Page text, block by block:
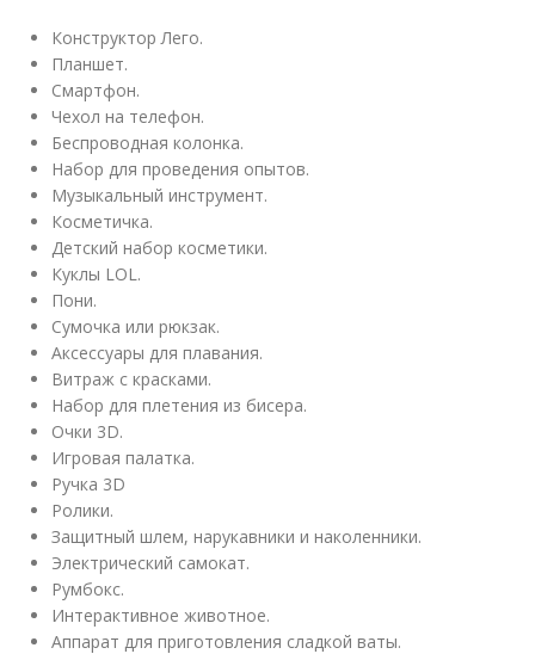
Конструктор Лего.
Планшет.
Смартфон.
Чехол на телефон.
Беспроводная колонка.
Набор для проведения опытов.
Музыкальный инструмент.
Косметичка.
Детский набор косметики.
Куклы LOL.
Пони.
Сумочка или рюкзак.
Аксессуары для плавания.
Витраж с красками.
Набор для плетения из бисера.
Очки 3D.
Игровая палатка.
Ручка 3D
Ролики.
Защитный шлем, нарукавники и наколенники.
Электрический самокат.
Румбокс.
Интерактивное животное.
Аппарат для приготовления сладкой ваты.